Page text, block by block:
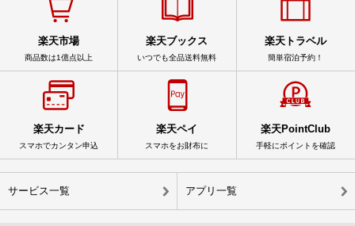
楽天市場
商品数は1億点以上
楽天ブックス
いつでも全品送料無料
楽天トラベル
簡単宿泊予約！
楽天カード
スマホでカンタン申込
楽天ペイ
スマホをお財布に
楽天PointClub
手軽にポイントを確認
サービス一覧 アプリ一覧